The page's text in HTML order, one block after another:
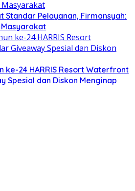
Standar Pelayanan, Firmansyah:
Masyarakat
ke-24 HARRIS Resort Waterfront
Spesial dan Diskon Menginap